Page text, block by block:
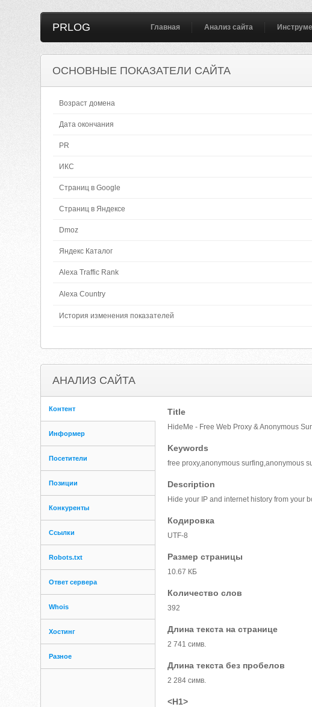
PRLOG Главная Анализ сайта
ОСНОВНЫЕ ПОКАЗАТЕЛИ САЙТА
Возраст домена
Дата окончания
PR
ИКС
Страниц в Google
Страниц в Яндексе
Dmoz
Яндекс Каталог
Alexa Traffic Rank
Alexa Country
История изменения показателей
АНАЛИЗ САЙТА
Контент
Информер
Посетители
Позиции
Конкуренты
Ссылки
Robots.txt
Ответ сервера
Whois
Хостинг
Разное
Title
HideMe - Free Web Proxy & Anonymous
Keywords
free proxy,anonymous surfing,anonymous
Description
Hide your IP and internet history from your
Кодировка
UTF-8
Размер страницы
10.67 КБ
Количество слов
392
Длина текста на странице
2 741 симв.
Длина текста без пробелов
2 284 симв.
<H1>